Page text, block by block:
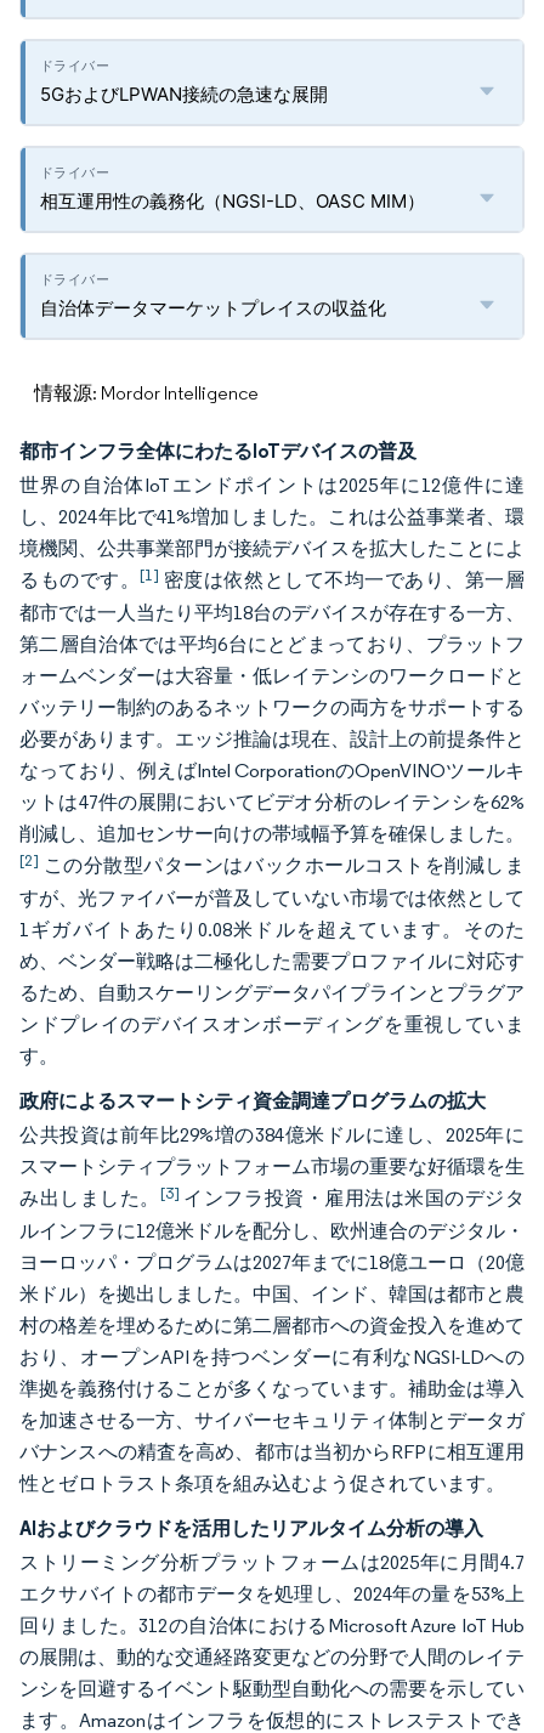
5GおよびLPWAN接続の急速な展開
相互運用性の義務化（NGSI-LD、OASC MIM）
自治体データマーケットプレイスの収益化
情報源: Mordor Intelligence
都市インフラ全体にわたるIoTデバイスの普及
世界の自治体IoTエンドポイントは2025年に12億件に達
し、2024年比で41%増加しました。これは公益事業者、環
境機関、公共事業部門が接続デバイスを拡大したことによ
るものです。[1] 密度は依然として不均一であり、第一層
都市では一人当たり平均18台のデバイスが存在する一方、
第二層自治体では平均6台にとどまっており、プラットフ
ォームベンダーは大容量・低レイテンシのワークロードと
バッテリー制約のあるネットワークの両方をサポートする
必要があります。エッジ推論は現在、設計上の前提条件と
なっており、例えばIntel CorporationのOpenVINOツールキ
ットは47件の展開においてビデオ分析のレイテンシを62%
削減し、追加センサー向けの帯域幅予算を確保しました。
[2] この分散型パターンはバックホールコストを削減しま
すが、光ファイバーが普及していない市場では依然として
1ギガバイトあたり0.08米ドルを超えています。そのた
め、ベンダー戦略は二極化した需要プロファイルに対応す
るため、自動スケーリングデータパイプラインとプラグア
ンドプレイのデバイスオンボーディングを重視していま
す。
政府によるスマートシティ資金調達プログラムの拡大
公共投資は前年比29%増の384億米ドルに達し、2025年に
スマートシティプラットフォーム市場の重要な好循環を生
み出しました。 [3] インフラ投資・雇用法は米国のデジタ
ルインフラに12億米ドルを配分し、欧州連合のデジタル・
ヨーロッパ・プログラムは2027年までに18億ユーロ（20億
米ドル）を拠出しました。中国、インド、韓国は都市と農
村の格差を埋めるために第二層都市への資金投入を進めて
おり、オープンAPIを持つベンダーに有利なNGSI-LDへの
準拠を義務付けることが多くなっています。補助金は導入
を加速させる一方、サイバーセキュリティ体制とデータガ
バナンスへの精査を高め、都市は当初からRFPに相互運用
性とゼロトラスト条項を組み込むよう促されています。
AIおよびクラウドを活用したリアルタイム分析の導入
ストリーミング分析プラットフォームは2025年に月間4.7
エクサバイトの都市データを処理し、2024年の量を53%上
回りました。312の自治体におけるMicrosoft Azure IoT Hub
の展開は、動的な交通経路変更などの分野で人間のレイテ
ンシを回避するイベント駆動型自動化への需要を示してい
ます。Amazonはインフラを仮想的にストレステストでき